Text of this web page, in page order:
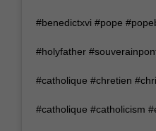
#benedictxvi #pope
#holyfather
#catholique #chretien
#catholique #catholicism